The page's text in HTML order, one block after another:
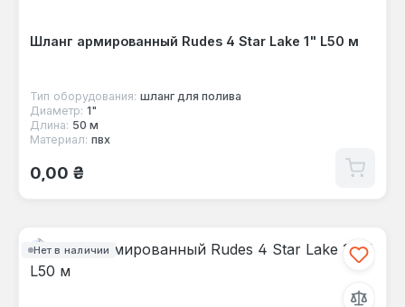
Шланг армированный Rudes 4 Star Lake 1" L50 м
Тип оборудования: шланг для полива
Диаметр: 1"
Длина: 50 м
Материал: пвх
Обычная цена:
0,00 ₴
Нет в наличии